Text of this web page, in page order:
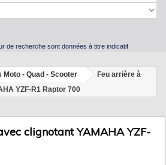
de recherche sont données à titre indicatif
Moto - Quad - Scooter
Feu arrière à
YZF-R1 Raptor 700
clignotant YAMAHA YZF-